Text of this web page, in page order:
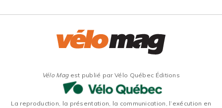
Vélo Magest publié par Vélo Québec Éditions
La reproduction, la présentation, la communication, l’exécution en